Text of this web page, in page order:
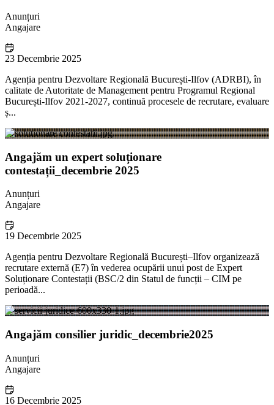
Anunțuri
Angajare
23 Decembrie 2025
Agenția pentru Dezvoltare Regională București-Ilfov (ADRBI), în
calitate de Autoritate de Management pentru Programul Regional
București-Ilfov 2021-2027, continuă procesele de recrutare, evaluare
ș...
Angajăm un expert soluționare
contestații_decembrie 2025
Anunțuri
Angajare
19 Decembrie 2025
Agenția pentru Dezvoltare Regională București–Ilfov organizează
recrutare externă (E7) în vederea ocupării unui post de Expert
Soluționare Contestații (BSC/2 din Statul de funcții – CIM pe
perioadă...
Angajăm consilier juridic_decembrie2025
Anunțuri
Angajare
16 Decembrie 2025